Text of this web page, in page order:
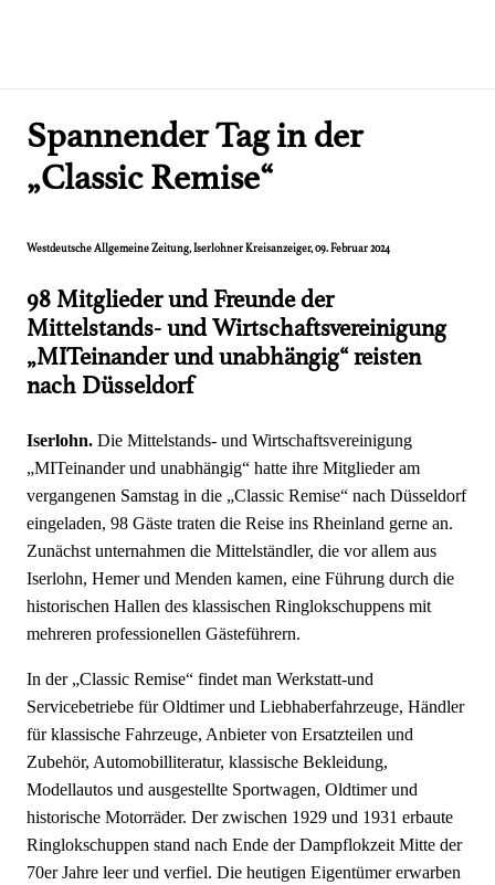
Spannender Tag in der
„Classic Remise“
Westdeutsche Allgemeine Zeitung, Iserlohner Kreisanzeiger, 09. Februar 2024
98 Mitglieder und Freundeder
Mittelstands- und Wirtschaftsvereinigung
„MITeinander und unabhängig“ reisten
nach Düsseldorf
Iserlohn. Die Mittelstands- und Wirtschaftsvereinigung
„MITeinander und unabhängig“ hatte ihre Mitglieder am
vergangenen Samstag in die „Classic Remise“ nach Düsseldorf
eingeladen, 98 Gäste traten die Reise ins Rheinland gerne an.
Zunächst unternahmen die Mittelständler, die vor allem aus
Iserlohn, Hemer und Menden kamen, eine Führung durch die
historischen Hallen des klassischen Ringlokschuppens mit
mehreren professionellen Gästeführern.
In der „Classic Remise“ findet man Werkstatt-und
Servicebetriebe für Oldtimer und Liebhaberfahrzeuge, Händler
für klassische Fahrzeuge, Anbieter von Ersatzteilen und
Zubehör, Automobilliteratur, klassische Bekleidung,
Modellautos und ausgestellte Sportwagen, Oldtimer und
historische Motorräder. Der zwischen 1929 und 1931 erbaute
Ringlokschuppen stand nach Ende der Dampflokzeit Mitte der
70er Jahre leer und verfiel. Die heutigen Eigentümer erwarben